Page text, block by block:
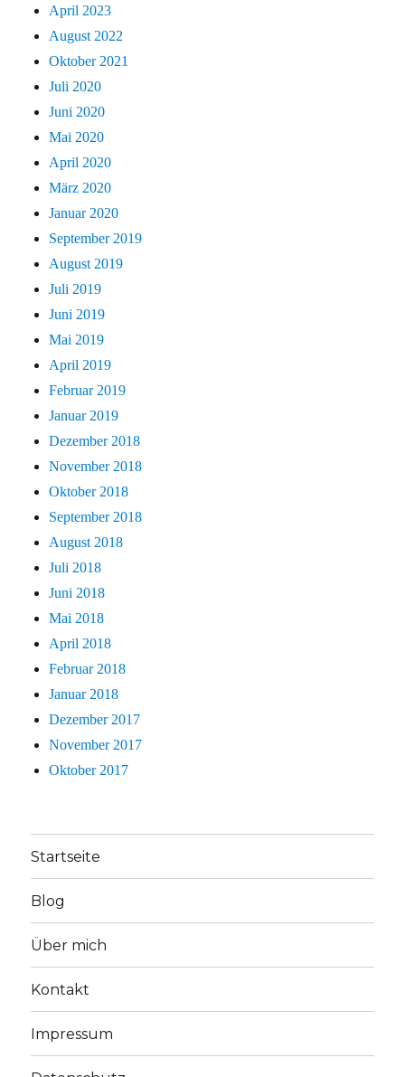
April 2023
August 2022
Oktober 2021
Juli 2020
Juni 2020
Mai 2020
April 2020
März 2020
Januar 2020
September 2019
August 2019
Juli 2019
Juni 2019
Mai 2019
April 2019
Februar 2019
Januar 2019
Dezember 2018
November 2018
Oktober 2018
September 2018
August 2018
Juli 2018
Juni 2018
Mai 2018
April 2018
Februar 2018
Januar 2018
Dezember 2017
November 2017
Oktober 2017
Startseite
Blog
Über mich
Kontakt
Impressum